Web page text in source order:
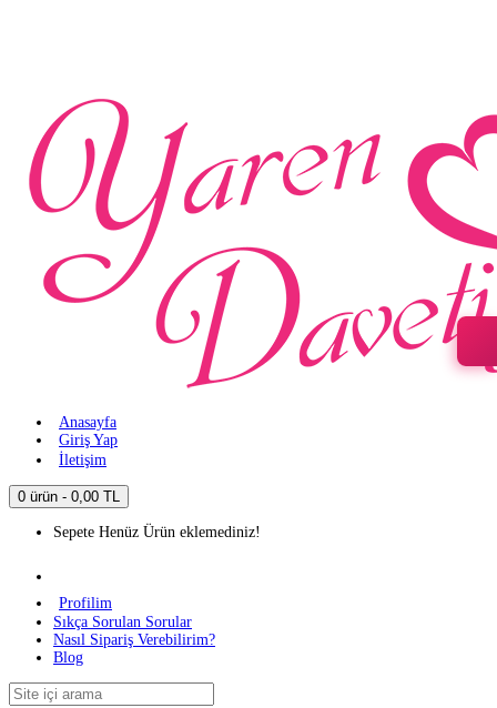
Anasayfa
Giriş Yap
İletişim
0 ürün - 0,00 TL
Sepete Henüz Ürün eklemediniz!
Profilim
Sıkça Sorulan Sorular
Nasıl Sipariş Verebilirim?
Blog